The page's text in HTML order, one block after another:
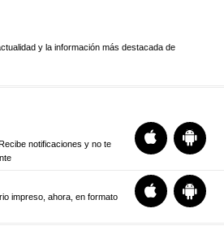
y la información más destacada de
notificaciones y no te
impreso, ahora, en formato